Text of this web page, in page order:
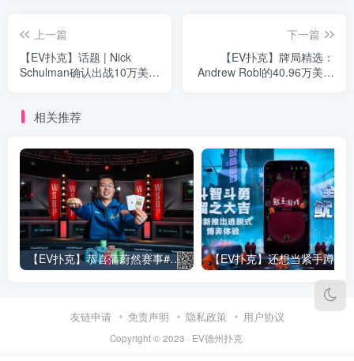
上一篇
【EV扑克】话题 | Nick
Schulman确认出战10万美元
下一篇
【EV扑克】牌局精选：
Andrew Robl的40.96万美元
相关推荐
【EV扑克】恭喜蒲蔚然赛事#65夺冠，收获国人2023WSOP第六条金手链，奖金93万刀！
友链申请 免责声明 隐私政策 用户协议
Copyright © 2023 · EV德州扑克